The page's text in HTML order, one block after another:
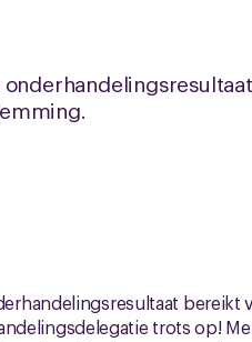
bereikt
trots op!